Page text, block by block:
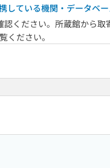
している機関・データベ
ください。所蔵館から取
ください。